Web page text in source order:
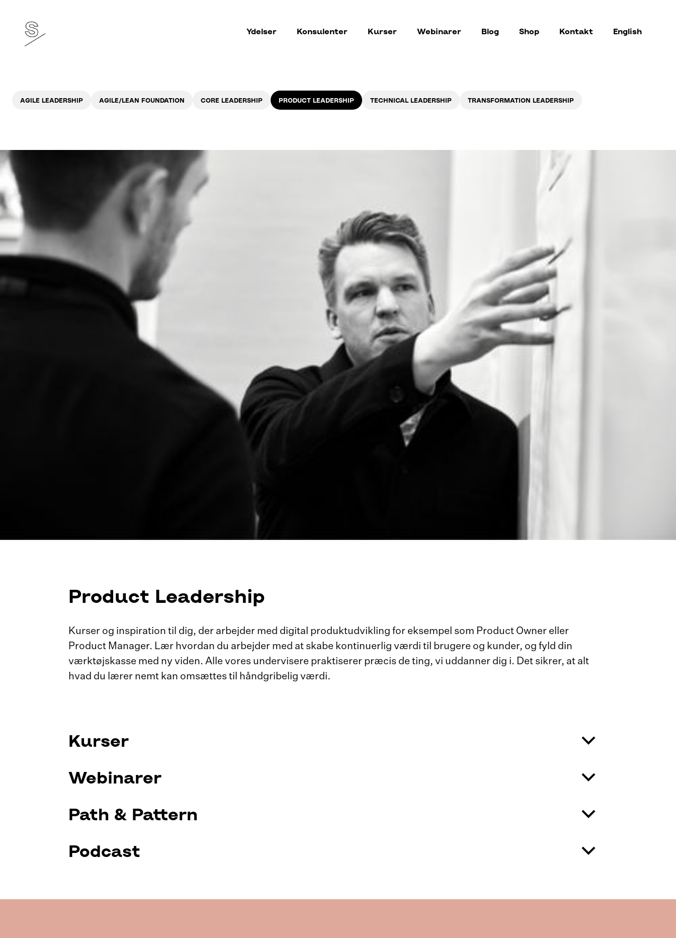
Ydelser Konsulenter Kurser Webinarer Blog Shop Kontakt English
AGILE LEADERSHIP AGILE/LEAN FOUNDATION CORE LEADERSHIP PRODUCT LEADERSHIP TECHNICAL LEADERSHIP TRANSFORMATION LEADERSHIP
Product Leadership
Kurser og inspiration til dig, der arbejder med digital produktudvikling for eksempel som Product Owner eller
Product Manager. Lær hvordan du arbejder med at skabe kontinuerlig værdi til brugere og kunder, og fyld din
værktøjskasse med ny viden. Alle vores undervisere praktiserer præcis de ting, vi uddanner dig i. Det sikrer, at alt
hvad du lærer nemt kan omsættes til håndgribelig værdi.
Kurser
Webinarer
Path & Pattern
Podcast